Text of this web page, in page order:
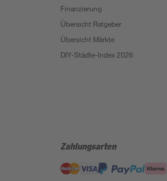
Finanzierung
Übersicht Ratgeber
Übersicht Märkte
DIY-Städte-Index 2026
Zahlungsarten